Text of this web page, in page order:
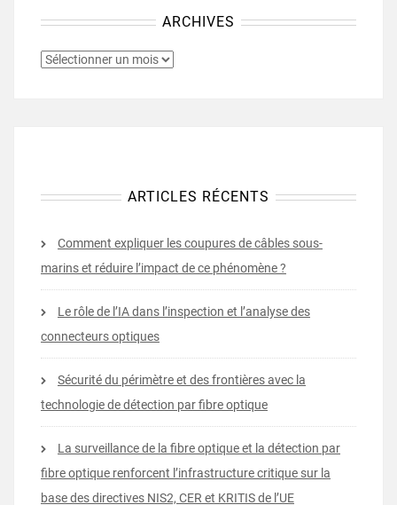
ARCHIVES
ARCHIVES
ARTICLES RÉCENTS
Comment expliquer les coupures de câbles sous-
marins et réduire l’impact de ce phénomène ?
Le rôle de l’IA dans l’inspection et l’analyse des
connecteurs optiques
Sécurité du périmètre et des frontières avec la
technologie de détection par fibre optique
La surveillance de la fibre optique et la détection par
fibre optique renforcent l’infrastructure critique sur la
base des directives NIS2, CER et KRITIS de l’UE